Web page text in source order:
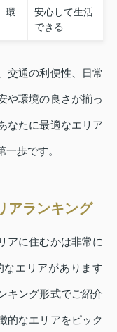
環
安心して生活
できる
交通の利便性、日常
や環境の良さが揃っ
なたに最適なエリア
歩です。
アランキング
アに住むかは非常に
エリアがあります
キング形式でご紹介
的なエリアをピック